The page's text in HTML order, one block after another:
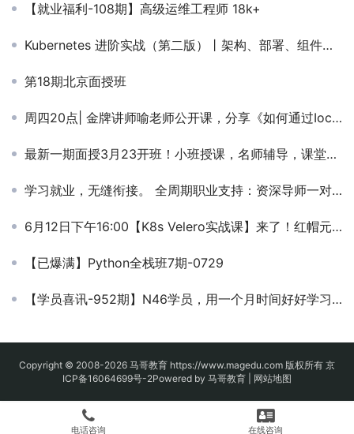
【就业福利-108期】高级运维工程师 18k+
Kubernetes 进阶实战（第二版）丨架构、部署、组件原理、配置实战一次通关！
第18期北京面授班
周四20点| 金牌讲师喻老师公开课，分享《如何通过Ioc改善项目代码质量》！
最新一期面授3月23开班！小班授课，名师辅导，课堂即实战，零基础可学!
学习就业，无缝衔接。 全周期职业支持：资深导师一对一面试直通，专属帮帮团长效入职护航
6月12日下午16:00【K8s Velero实战课】来了！红帽元老级专家老王亲授！
【已爆满】Python全栈班7期-0729
【学员喜讯-952期】N46学员，用一个月时间好好学习了直播课，喜收四份offer
Copyright © 2008-2026 马哥教育 https://www.magedu.com 版权所有 京
ICP备16064699号-2Powered by 马哥教育 | 网站地图
电话咨询 在线咨询